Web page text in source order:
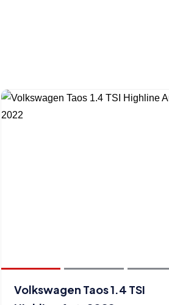
Volkswagen Taos 1.4 TSI